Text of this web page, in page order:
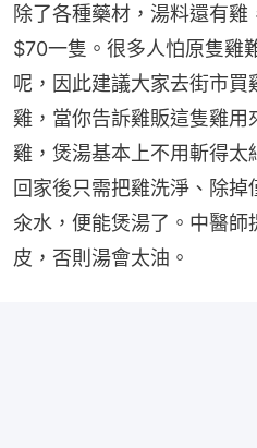
除了各種藥材，湯料還有雞
$70一隻。很多人怕原隻雞
呢，因此建議大家去街市
雞，當你告訴雞販這隻雞用
雞，煲湯基本上不用斬得太
回家後只需把雞洗淨、除
氽水，便能煲湯了。中醫師
皮，否則湯會太油。